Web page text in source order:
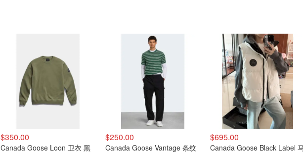
$350.00
Canada Goose Loon 卫衣 黑
$250.00
Canada Goose Vantage 条纹
$695.00
Canada Goose Black Label 马